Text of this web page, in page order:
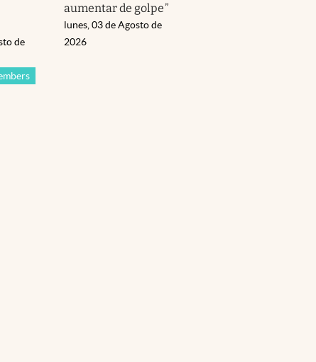
de
aumentar de golpe”
lunes, 03 de Agosto de
2026